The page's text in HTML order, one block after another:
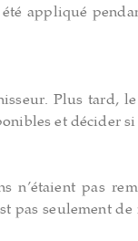
appliqué
Plus tard,
et décider si
pas
pas seulement